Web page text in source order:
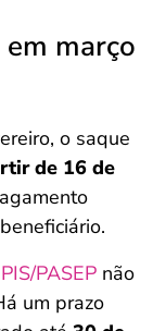
em março
o saque
de 16 de
PASEP não
um prazo